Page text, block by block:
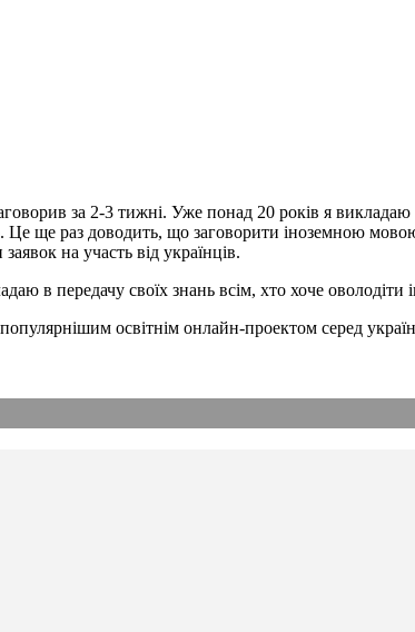
за 2-3 тижні. Уже понад 20 років я викладаю
ще раз доводить, що заговорити іноземною
на участь від українців.
в передачу своїх знань всім, хто хоче
освітнім онлайн-проектом серед